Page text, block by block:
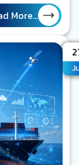
หาวิดีโอเพื่อหา
นในขณะที่ความ
AI
เวลาจาก
ร็วขึ้นและรีบ
More...